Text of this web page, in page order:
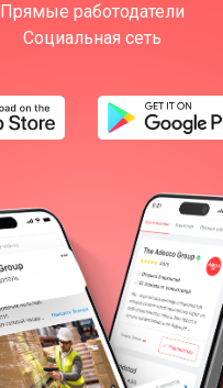
Прямые работодатели
Социальная сеть